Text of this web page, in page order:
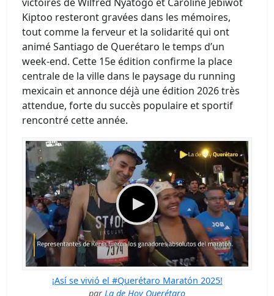
Kiptoo resteront gravées dans les mémoires,
tout comme la ferveur et la solidarité qui ont
animé Santiago de Querétaro le temps d’un
week-end. Cette 15e édition confirme la place
centrale de la ville dans le paysage du running
mexicain et annonce déjà une édition 2026 très
attendue, forte du succès populaire et sportif
rencontré cette année.
¡Así se vivió el #Querétaro Maratón 2025!
par La de Hoy Querétaro